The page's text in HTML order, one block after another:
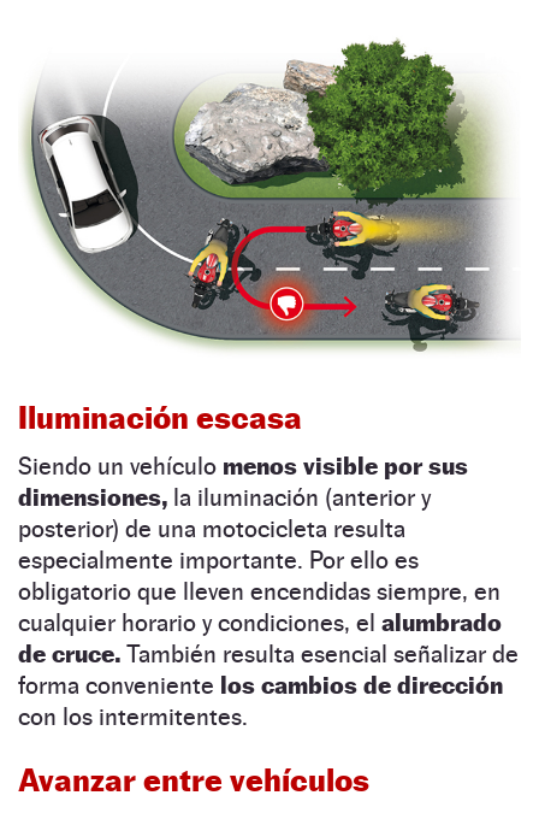
Iluminación escasa
Siendo un vehículo menos visible por sus
dimensiones, la iluminación (anterior y
posterior) de una motocicleta resulta
especialmente importante. Por ello es
obligatorio que lleven encendidas siempre, en
cualquier horario y condiciones, el alumbrado
de cruce. También resulta esencial señalizar de
forma conveniente los cambios de dirección
con los intermitentes.
Avanzar entre vehículos